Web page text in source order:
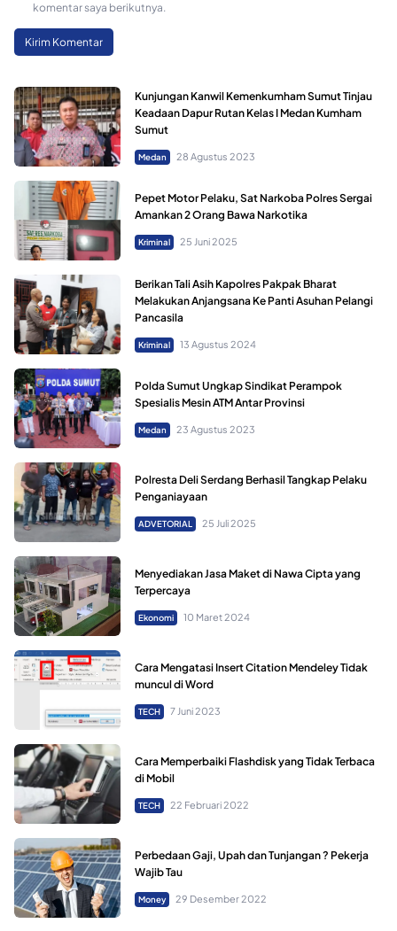
komentar saya berikutnya.
Kunjungan Kanwil Kemenkumham Sumut Tinjau
Keadaan Dapur Rutan Kelas I Medan Kumham
Sumut
Medan 28 Agustus 2023
Pepet Motor Pelaku, Sat Narkoba Polres Sergai
Amankan 2 Orang Bawa Narkotika
Kriminal 25 Juni 2025
Berikan Tali Asih Kapolres Pakpak Bharat
Melakukan Anjangsana Ke Panti Asuhan Pelangi
Pancasila
Kriminal 13 Agustus 2024
Polda Sumut Ungkap Sindikat Perampok
Spesialis Mesin ATM Antar Provinsi
Medan 23 Agustus 2023
Polresta Deli Serdang Berhasil Tangkap Pelaku
Penganiayaan
ADVETORIAL 25 Juli 2025
Menyediakan Jasa Maket di Nawa Cipta yang
Terpercaya
Ekonomi 10 Maret 2024
Cara Mengatasi Insert Citation Mendeley Tidak
muncul di Word
TECH 7 Juni 2023
Cara Memperbaiki Flashdisk yang Tidak Terbaca
di Mobil
TECH 22 Februari 2022
Perbedaan Gaji, Upah dan Tunjangan ? Pekerja
Wajib Tau
Money 29 Desember 2022